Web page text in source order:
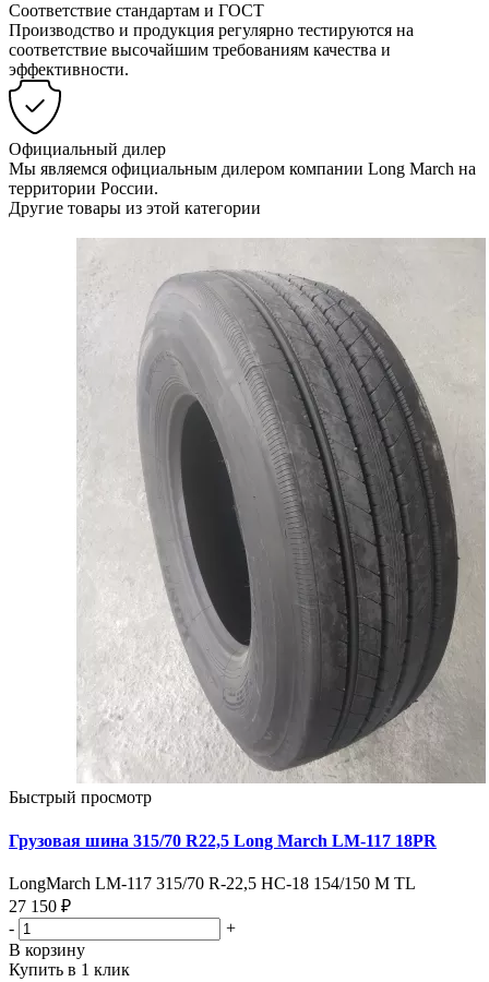
Соответствие стандартам и ГОСТ
Производство и продукция регулярно тестируются на
соответствие высочайшим требованиям качества и
эффективности.
Официальный дилер
Мы являемся официальным дилером компании Long March на
территории России.
Другие товары из этой категории
Быстрый просмотр
Грузовая шина 315/70 R22,5 Long March LM-117 18PR
LongMarch LM-117 315/70 R-22,5 НС-18 154/150 M TL
27 150 ₽
-
+
В корзину
Купить в 1 клик